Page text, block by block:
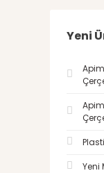
Yeni
Yeni